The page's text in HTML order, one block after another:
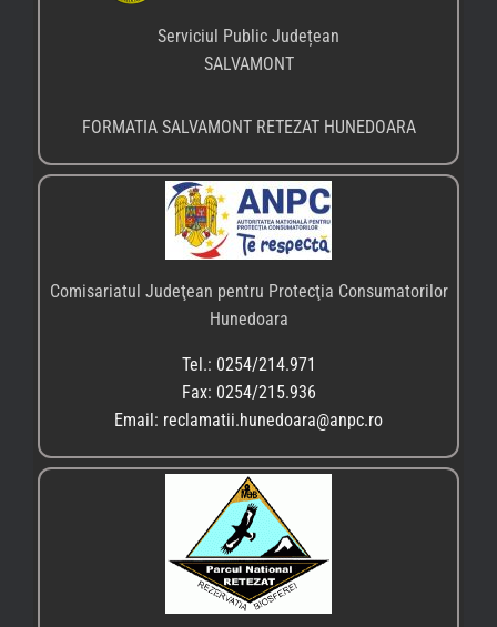
Serviciul Public Județean
SALVAMONT
FORMATIA SALVAMONT RETEZAT HUNEDOARA
Comisariatul Judeţean pentru Protecţia Consumatorilor
Hunedoara
Tel.: 0254/214.971
Fax: 0254/215.936
Email: reclamatii.hunedoara@anpc.ro